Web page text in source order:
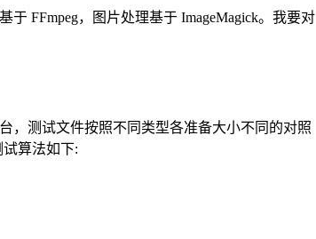
FFmpeg，图片处理基于 ImageMagick。我要对
，测试文件按照不同类型各准备大小不同的对照
算法如下: